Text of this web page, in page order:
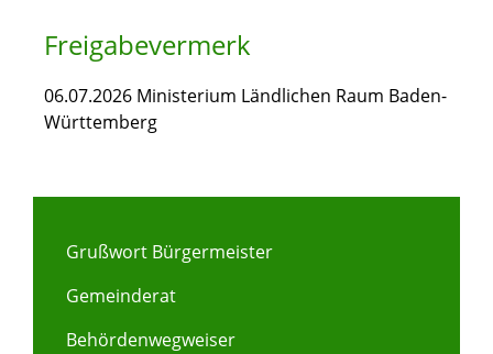
Freigabevermerk
06.07.2026 Ministerium Ländlichen Raum Baden-
Württemberg
Grußwort Bürgermeister
Gemeinderat
Behördenwegweiser